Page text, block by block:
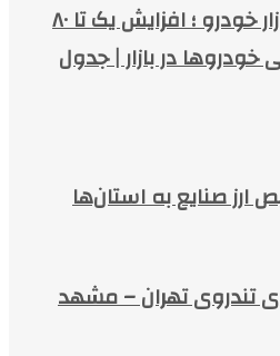
گرد و خاک دلار در بازار خودرو ؛ افزایش یک تا ۸۰
خودروها در بازار | جدول
ارز صنایع به استان‌ها
تندروی تهران – مشهد